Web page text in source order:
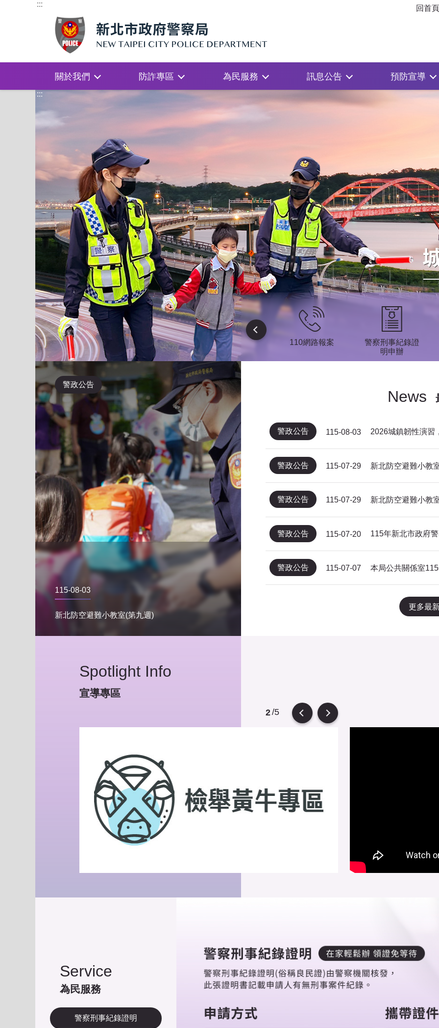
::: 回首
關於我們 防詐專區 為民服務 訊息公告 預防宣導
:::
Previous
新北市iPolice
APP
小小波麗體驗營
防空疏散避難專
區
110網路報案
警察刑事紀錄證
明申辦
News
警政公告
115-08-03
新北防空避難小教室(第九週)
警政公告 115-08-03 2026城鎮韌性演習
警政公告 115-07-29 新北防空避難小教
警政公告 115-07-29 新北防空避難小教
警政公告 115-07-20
警政公告 115-07-07
更多最
Spotlight Info
宣導專區
2/5
Service
為民服務
警察刑事紀錄證明